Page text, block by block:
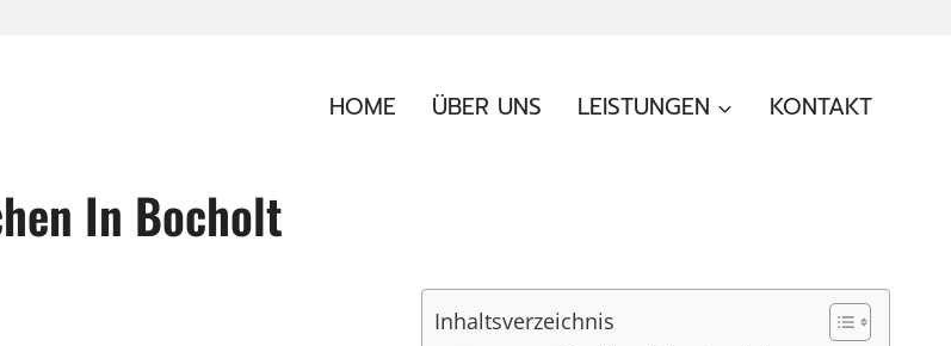
HOME ÜBER UNS LEISTUNGEN KONTAKT
In Bocholt
Inhaltsverzeichnis